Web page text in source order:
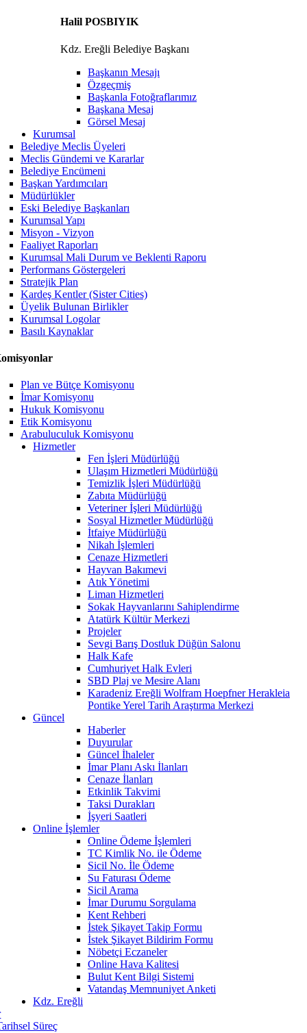
Halil POSBIYIK
Kdz. Ereğli Belediye Başkanı
Başkanın Mesajı
Özgeçmiş
Başkanla Fotoğraflarımız
Başkana Mesaj
Görsel Mesaj
Kurumsal
Belediye Meclis Üyeleri
Meclis Gündemi ve Kararlar
Belediye Encümeni
Başkan Yardımcıları
Müdürlükler
Eski Belediye Başkanları
Kurumsal Yapı
Misyon - Vizyon
Faaliyet Raporları
Kurumsal Mali Durum ve Beklenti Raporu
Performans Göstergeleri
Stratejik Plan
Kardeş Kentler (Sister Cities)
Üyelik Bulunan Birlikler
Kurumsal Logolar
Basılı Kaynaklar
Plan ve Bütçe Komisyonu
İmar Komisyonu
Hukuk Komisyonu
Etik Komisyonu
Arabuluculuk Komisyonu
Hizmetler
Fen İşleri Müdürlüğü
Ulaşım Hizmetleri Müdürlüğü
Temizlik İşleri Müdürlüğü
Zabıta Müdürlüğü
Veteriner İşleri Müdürlüğü
Sosyal Hizmetler Müdürlüğü
İtfaiye Müdürlüğü
Nikah İşlemleri
Cenaze Hizmetleri
Hayvan Bakımevi
Atık Yönetimi
Liman Hizmetleri
Sokak Hayvanlarını Sahiplendirme
Atatürk Kültür Merkezi
Projeler
Sevgi Barış Dostluk Düğün Salonu
Halk Kafe
Cumhuriyet Halk Evleri
SBD Plaj ve Mesire Alanı
Karadeniz Ereğli Wolfram Hoepfner Herakleia
Pontike Yerel Tarih Araştırma Merkezi
Güncel
Haberler
Duyurular
Güncel İhaleler
İmar Planı Askı İlanları
Cenaze İlanları
Etkinlik Takvimi
Taksi Durakları
İşyeri Saatleri
Online İşlemler
Online Ödeme İşlemleri
TC Kimlik No. ile Ödeme
Sicil No. İle Ödeme
Su Faturası Ödeme
Sicil Arama
İmar Durumu Sorgulama
Kent Rehberi
İstek Şikayet Takip Formu
İstek Şikayet Bildirim Formu
Nöbetçi Eczaneler
Online Hava Kalitesi
Bulut Kent Bilgi Sistemi
Vatandaş Memnuniyet Anketi
Kdz. Ereğli
Süreç